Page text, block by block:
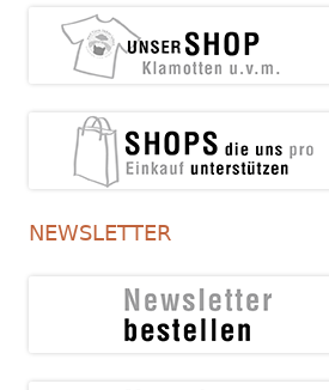
NEWSLETTER